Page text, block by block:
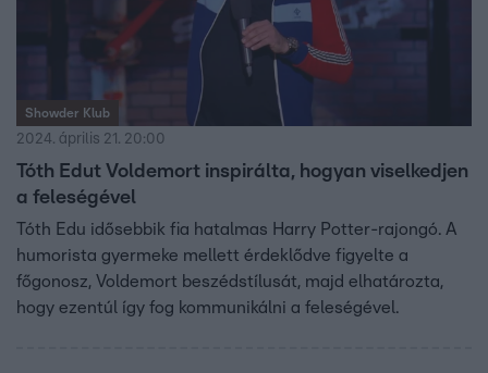
Showder Klub
2024. április 21. 20:00
Tóth Edut Voldemort inspirálta, hogyan viselkedjen
a feleségével
Tóth Edu idősebbik fia hatalmas Harry Potter-rajongó. A
humorista gyermeke mellett érdeklődve figyelte a
főgonosz, Voldemort beszédstílusát, majd elhatározta,
hogy ezentúl így fog kommunikálni a feleségével.